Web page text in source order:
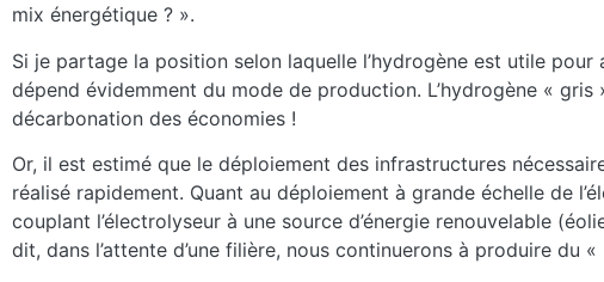
mix énergétique ? ».
Si je partage la position selon laquelle l’hydrogène est utile
dépend évidemment du mode de production. L’hydrogène «
décarbonation des économies !
Or, il est estimé que le déploiement des infrastructures
réalisé rapidement. Quant au déploiement à grande échelle de
couplant l’électrolyseur à une source d’énergie renouvelable
dit, dans l’attente d’une filière, nous continuerons à produire du